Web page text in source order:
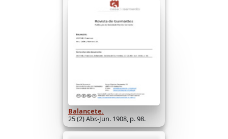
Balancete.
25 (2) Abr.-Jun. 1908, p. 98.